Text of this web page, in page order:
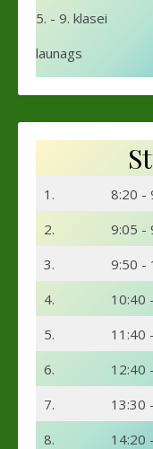
5. - 9. klasei
launags
1.
8:20 -
2.
9:05 -
3.
9:50 -
4.
10:40
5.
11:40
6.
12:40
7.
13:30
8.
14:20